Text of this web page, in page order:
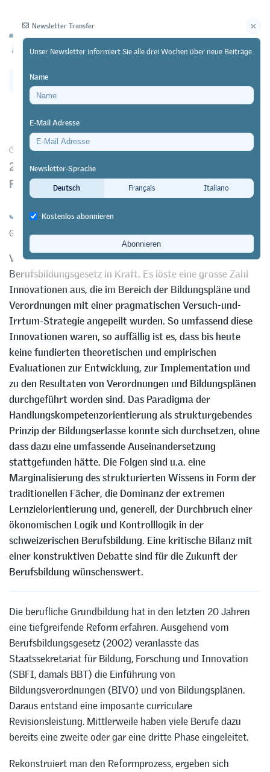
17/01/23 Diskussion https://doi.org/10.64829/6498
20 Jahre Reformen der beruflichen Grundbildung:
Fragen und Handlungsbedarf
Jenseits von Versuch und Irrtum
Gianni Ghisla
Vor bald zwanzig Jahren trat das aktuell gültige
Berufsbildungsgesetz in Kraft. Es löste eine grosse Zahl
Innovationen aus, die im Bereich der Bildungspläne und
Verordnungen mit einer pragmatischen Versuch-und-
Irrtum-Strategie angepeilt wurden. So umfassend diese
Innovationen waren, so auffällig ist es, dass bis heute
keine fundierten theoretischen und empirischen
Evaluationen zur Entwicklung, zur Implementation und
zu den Resultaten von Verordnungen und Bildungsplänen
durchgeführt worden sind. Das Paradigma der
Handlungskompetenzorientierung als strukturgebendes
Prinzip der Bildungserlasse konnte sich durchsetzen, ohne
dass dazu eine umfassende Auseinandersetzung
stattgefunden hätte. Die Folgen sind u.a. eine
Marginalisierung des strukturierten Wissens in Form der
traditionellen Fächer, die Dominanz der extremen
Lernzielorientierung und, generell, der Durchbruch einer
ökonomischen Logik und Kontrolllogik in der
schweizerischen Berufsbildung. Eine kritische Bilanz mit
einer konstruktiven Debatte sind für die Zukunft der
Berufsbildung wünschenswert.
Die berufliche Grundbildung hat in den letzten 20 Jahren
eine tiefgreifende Reform erfahren. Ausgehend vom
Berufsbildungsgesetz (2002) veranlasste das
Staatssekretariat für Bildung, Forschung und Innovation
(SBFI, damals BBT) die Einführung von
Bildungsverordnungen (BIVO) und von Bildungsplänen.
Daraus entstand eine imposante curriculare
Revisionsleistung. Mittlerweile haben viele Berufe dazu
bereits eine zweite oder gar eine dritte Phase eingeleitet.
Rekonstruiert man den Reformprozess, ergeben sich
Newsletter Transfer
Unser Newsletter informiert Sie alle drei Wochen über neue Beiträge.
Name
E-Mail Adresse
Newsletter-Sprache
Deutsch
Français Italiano
Kostenlos abonnieren